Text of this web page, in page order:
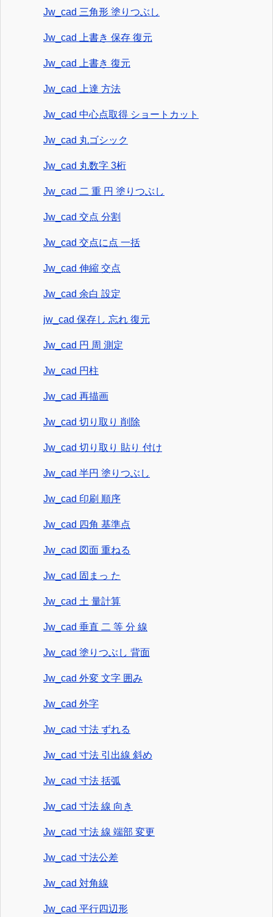
Jw_cad 三角形 塗りつぶし
Jw_cad 上書き 保存 復元
Jw_cad 上書き 復元
Jw_cad 上達 方法
Jw_cad 中心点取得 ショートカット
Jw_cad 丸ゴシック
Jw_cad 丸数字 3桁
Jw_cad 二 重 円 塗りつぶし
Jw_cad 交点 分割
Jw_cad 交点に点 一括
Jw_cad 伸縮 交点
Jw_cad 余白 設定
jw_cad 保存し 忘れ 復元
Jw_cad 円 周 測定
Jw_cad 円柱
Jw_cad 再描画
Jw_cad 切り取り 削除
Jw_cad 切り取り 貼り 付け
Jw_cad 半円 塗りつぶし
Jw_cad 印刷 順序
Jw_cad 四角 基準点
Jw_cad 図面 重ねる
Jw_cad 固まっ た
Jw_cad 土 量計算
Jw_cad 垂直 二 等 分 線
Jw_cad 塗りつぶし 背面
Jw_cad 外変 文字 囲み
Jw_cad 外字
Jw_cad 寸法 ずれる
Jw_cad 寸法 引出線 斜め
Jw_cad 寸法 括弧
Jw_cad 寸法 線 向き
Jw_cad 寸法 線 端部 変更
Jw_cad 寸法公差
Jw_cad 対角線
Jw_cad 平行四辺形